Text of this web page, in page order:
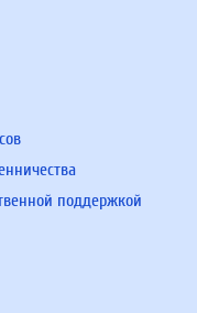
поддержкой